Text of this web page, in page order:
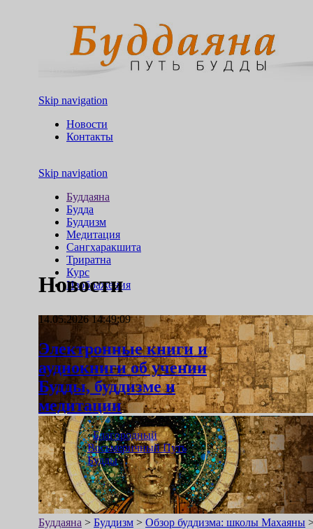
Skip navigation
Новости
Контакты
Skip navigation
Буддаяна
Будда
Буддизм
Медитация
Сангхаракшита
Триратна
Курс
Изображения
Буддаяна > Буддизм > Обзор буддизма: школы Махаяны
Новости
14.05.2026 14:49:09
Электронные книги и
аудиокниги об учении
Будды, буддизме и
медитации
«Благородный
Восьмеричный Путь
Будды»